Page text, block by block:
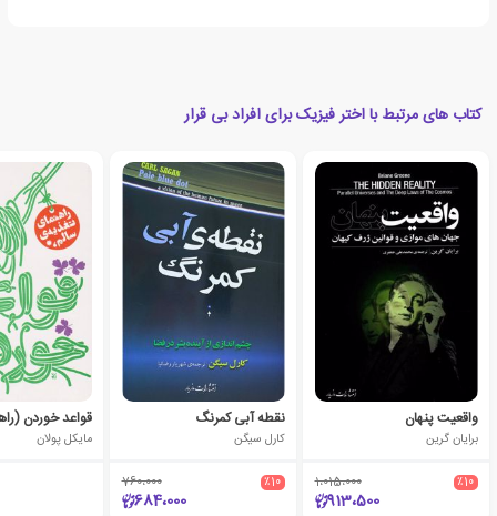
کتاب های مرتبط با اختر فیزیک برای افراد بی قرار
واقعیت پنهان
برایان گرین
٪10 1،015،000
913،500
نقطه آبی کمرنگ
کارل سیگن
٪10 760،000
684،000
مایکل پولان